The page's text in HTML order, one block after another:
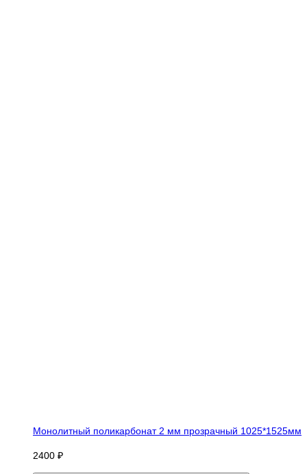
Монолитный поликарбонат 2 мм прозрачный 1025*1525мм
2400 ₽